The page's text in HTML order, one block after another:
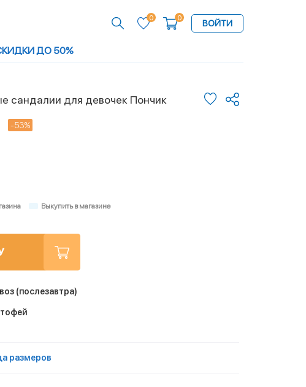
0 0
ВОЙТИ
ДО 50%
сандалии для девочек Пончик
-53%
Выкупить в магазине
(послезавтра)
размеров